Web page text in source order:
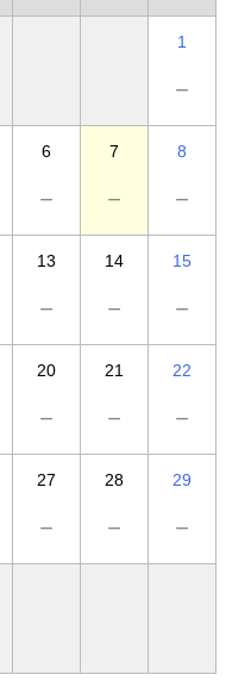
1
－
6
－
7
－
8
－
13
－
14
－
15
－
20
－
21
－
22
－
27
－
28
－
29
－